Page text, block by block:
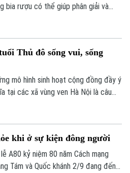
bia rượu có thể giúp phân giải và
Thủ đô sống vui, sống
mô hình sinh hoạt cộng đồng đầy ý
tại các xã vùng ven Hà Nội là câu
nhanh chóng?
khi ở sự kiện đông người
A80 kỷ niệm 80 năm Cách mạng
Tám và Quốc khánh 2/9 đang đến